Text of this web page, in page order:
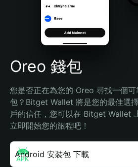
Português (Brasil)
Español (Argentina)
Oreo 錢包
您是否正在為您的 Oreo 尋找一個
包？Bitget Wallet 將是您的最佳選
戶的信任，您可以在 Bitget Wallet
立即開始您的旅程吧！
Android 安裝包 下載